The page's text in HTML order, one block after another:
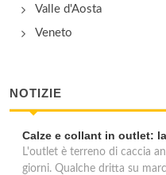
Valle d'Aosta
Veneto
NOTIZIE
Calze e collant in outlet:
L'outlet è terreno di caccia
giorni. Qualche dritta su